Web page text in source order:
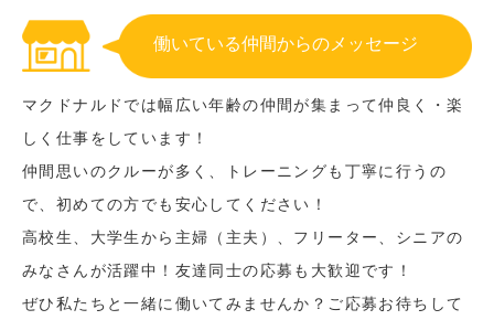
働いている仲間からのメッセージ
マクドナルドでは幅広い年齢の仲間が集まって仲良く・楽
しく仕事をしています！
仲間思いのクルーが多く、トレーニングも丁寧に行うの
で、初めての方でも安心してください！
高校生、大学生から主婦（主夫）、フリーター、シニアの
みなさんが活躍中！友達同士の応募も大歓迎です！
ぜひ私たちと一緒に働いてみませんか？ご応募お待ちして